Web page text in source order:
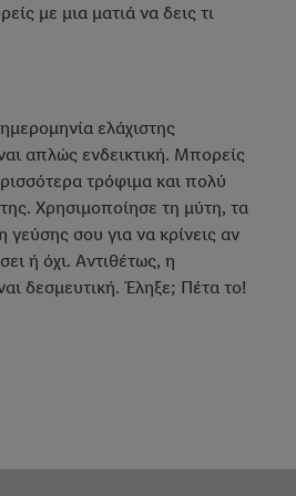
με μια ματιά να δεις τι
ελάχιστης
απλώς ενδεικτική. Μπορείς
τρόφιμα και πολύ
Χρησιμοποίησε τη μύτη, τα
γεύσης σου για να κρίνεις αν
ή όχι. Αντιθέτως, η
δεσμευτική. Έληξε; Πέτα το!
της εταιρείας μας εδώ.